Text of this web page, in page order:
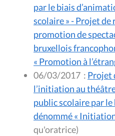
par le biais
scolaire » - Projet
promotion de
bruxellois
« Promotion à
06/03/2017 : Projet
l’initiation au
public scolaire par le
dénommé «
qu'oratrice)